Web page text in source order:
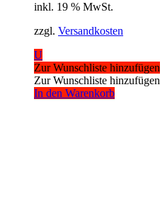
inkl. 19 % MwSt.
zzgl. Versandkosten
U
Zur Wunschliste hinzufügen
Zur Wunschliste hinzufügen
In den Warenkorb